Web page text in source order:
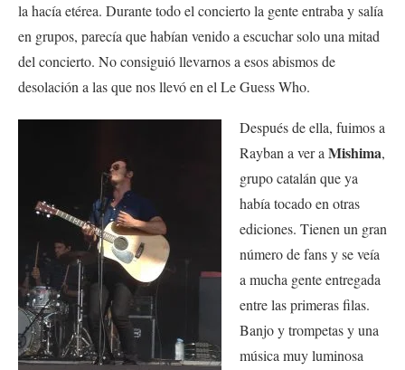
la hacía etérea. Durante todo el concierto la gente entraba y salía
en grupos, parecía que habían venido a escuchar solo una mitad
del concierto. No consiguió llevarnos a esos abismos de
desolación a las que nos llevó en el Le Guess Who.
Después de ella, fuimos a
Rayban a ver aMishima,
grupo catalán que ya
había tocado en otras
ediciones. Tienen un gran
número de fans y se veía
a mucha gente entregada
entre las primeras filas.
Banjo y trompetas y una
música muy luminosa